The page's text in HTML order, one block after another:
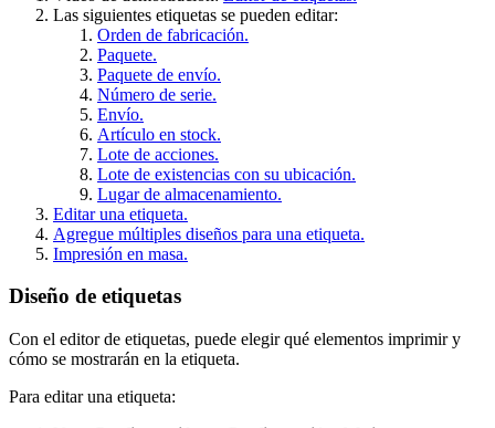
Las siguientes etiquetas se pueden editar:
Orden de fabricación.
Paquete.
Paquete de envío.
Número de serie.
Envío.
Artículo en stock.
Lote de acciones.
Lote de existencias con su ubicación.
Lugar de almacenamiento.
Editar una etiqueta.
Agregue múltiples diseños para una etiqueta.
Impresión en masa.
Diseño de etiquetas
Con el editor de etiquetas, puede elegir qué elementos imprimir y
cómo se mostrarán en la etiqueta.
Para editar una etiqueta: